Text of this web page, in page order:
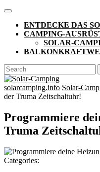
Skip
content
Open
ButtonENTDECKE DAS
CAMPING-
SOLAR-
CLOSE
BUTTON
Search
for:
solarcamping.info Solar-
der Truma Zeitschaltuhr!
Programmiere
Truma
Categories: